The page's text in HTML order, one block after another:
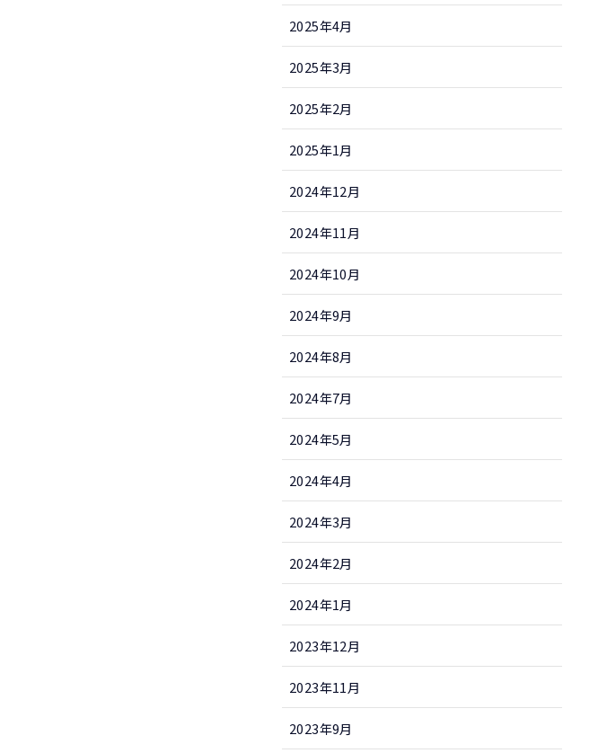
2025年4月
2025年3月
2025年2月
2025年1月
2024年12月
2024年11月
2024年10月
2024年9月
2024年8月
2024年7月
2024年5月
2024年4月
2024年3月
2024年2月
2024年1月
2023年12月
2023年11月
2023年9月